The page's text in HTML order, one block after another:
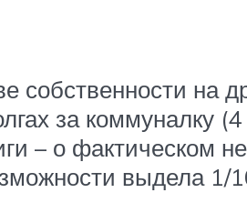
собственности на
за коммуналку
– о фактическом
выдела 1/